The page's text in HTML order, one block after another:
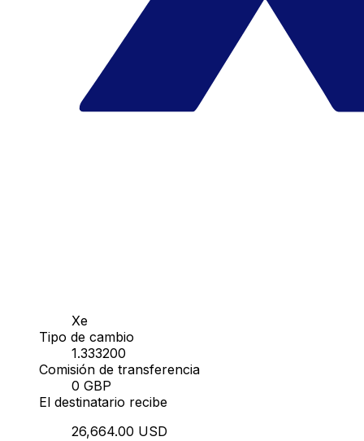
Xe
Tipo de cambio
1.333200
Comisión de transferencia
0 GBP
El destinatario recibe
26,664.00 USD